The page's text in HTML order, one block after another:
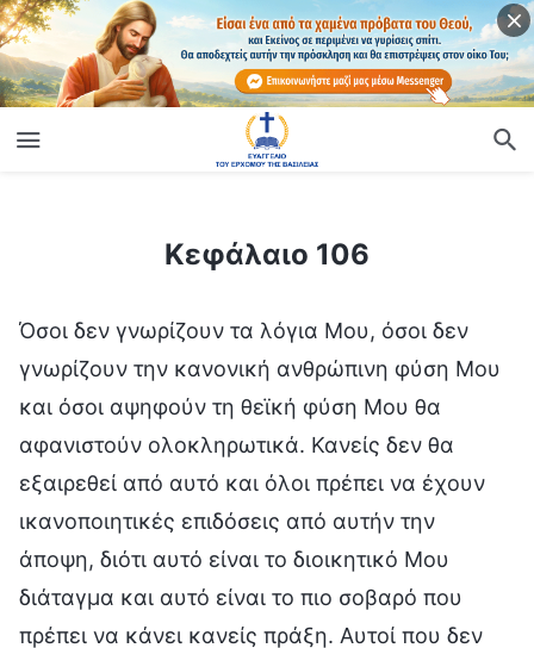
Κεφάλαιο 106
Όσοι δεν γνωρίζουν τα λόγια Μου, όσοι δεν
γνωρίζουν την κανονική ανθρώπινη φύση Μου
και όσοι αψηφούν τη θεϊκή φύση Μου θα
αφανιστούν ολοκληρωτικά. Κανείς δεν θα
εξαιρεθεί από αυτό και όλοι πρέπει να έχουν
ικανοποιητικές επιδόσεις από αυτήν την
άποψη, διότι αυτό είναι το διοικητικό Μου
διάταγμα και αυτό είναι το πιο σοβαρό που
πρέπει να κάνει κανείς πράξη. Αυτοί που δεν